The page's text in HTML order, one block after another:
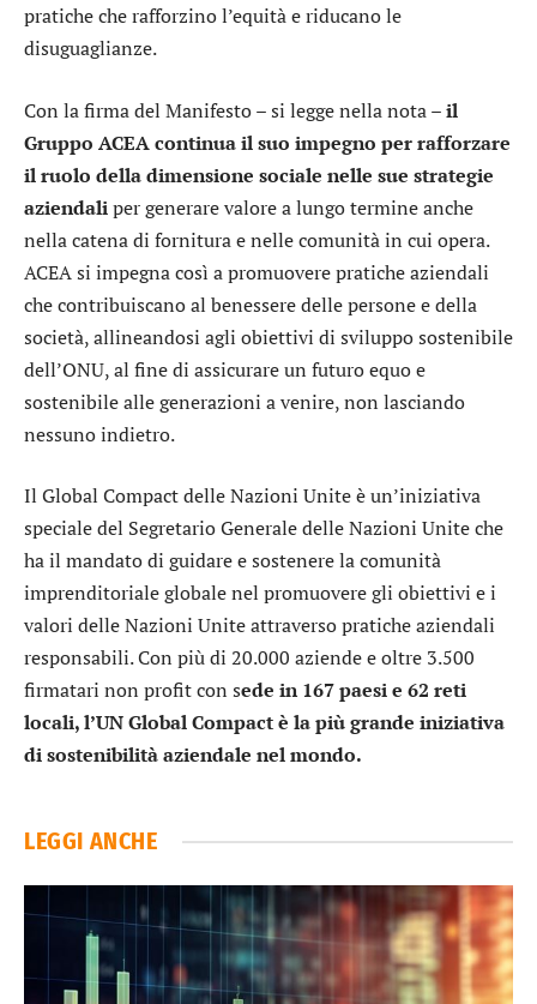
pratiche che rafforzino l’equità e riducano le
disuguaglianze.
Con la firma del Manifesto – si legge nella nota –il
Gruppo ACEA continua il suo impegno per rafforzare
il ruolo della dimensione sociale nelle sue strategie
aziendaliper generare valore a lungo termine anche
nella catena di fornitura e nelle comunità in cui opera.
ACEA si impegna così a promuovere pratiche aziendali
che contribuiscano al benessere delle persone e della
società, allineandosi agli obiettivi di sviluppo sostenibile
dell’ONU, al fine di assicurare un futuro equo e
sostenibile alle generazioni a venire, non lasciando
nessuno indietro.
Il Global Compact delle Nazioni Unite è un’iniziativa
speciale del Segretario Generale delle Nazioni Unite che
ha il mandato di guidare e sostenere la comunità
imprenditoriale globale nel promuovere gli obiettivi e i
valori delle Nazioni Unite attraverso pratiche aziendali
responsabili. Con più di 20.000 aziende e oltre 3.500
firmatari non profit con sede in 167 paesi e 62 reti
locali, l’UN Global Compact è la più grande iniziativa
di sostenibilità aziendale nel mondo.
LEGGI ANCHE